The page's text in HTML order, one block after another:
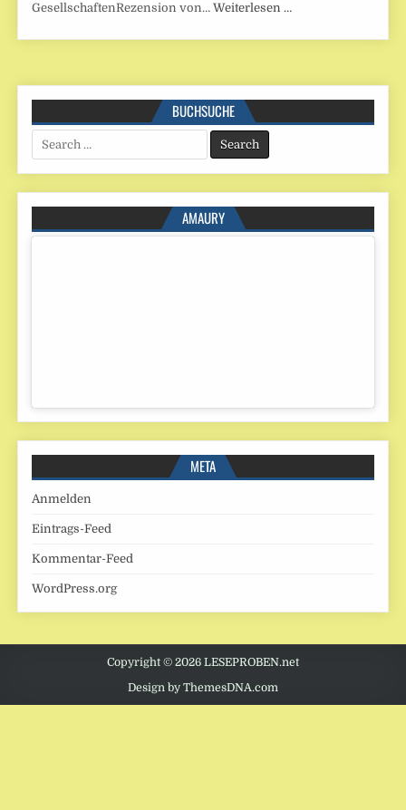
GesellschaftenRezension von…Weiterlesen …
BUCHSUCHE
Search
for:
AMAURY
META
Anmelden
Eintrags-Feed
Kommentar-Feed
WordPress.org
Copyright © 2026 LESEPROBEN.net
Design by ThemesDNA.com